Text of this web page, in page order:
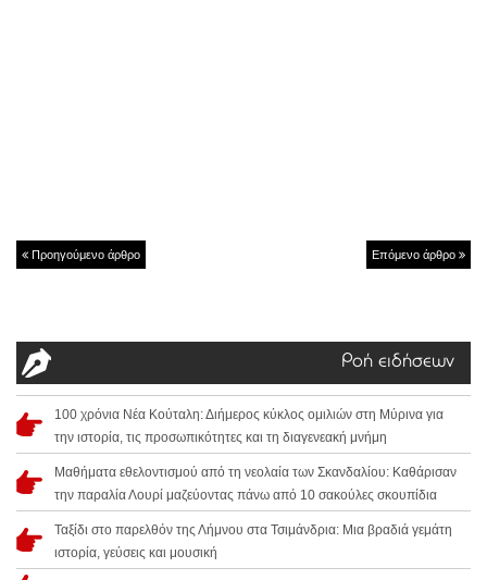
Προηγούμενο άρθρο Επόμενο άρθρο
Ροή ειδήσεων
100 χρόνια Νέα Κούταλη: Διήμερος κύκλος ομιλιών στη Μύρινα για
την ιστορία, τις προσωπικότητες και τη διαγενεακή μνήμη
Μαθήματα εθελοντισμού από τη νεολαία των Σκανδαλίου: Καθάρισαν
την παραλία Λουρί μαζεύοντας πάνω από 10 σακούλες σκουπίδια
Ταξίδι στο παρελθόν της Λήμνου στα Τσιμάνδρια: Μια βραδιά γεμάτη
ιστορία, γεύσεις και μουσική